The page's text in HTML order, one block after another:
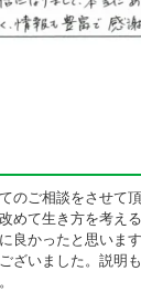
のご相談をさせて
めて生き方を考え
良かったと思いま
ざいました。説明